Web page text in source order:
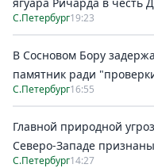
С.Петербург19:23
В Сосновом Бору
памятник ради
С.Петербург16:55
Главной природной
Северо-Западе
С.Петербург14:27